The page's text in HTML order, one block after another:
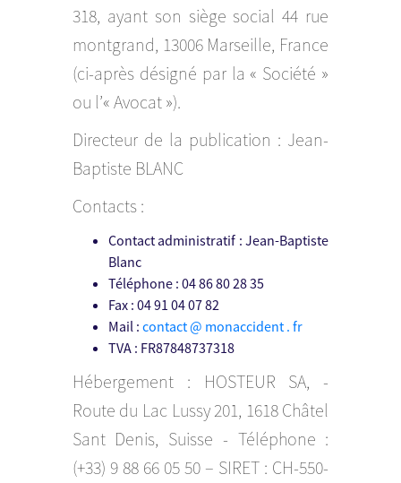
318, ayant son siège social 44 rue
montgrand, 13006 Marseille, France
(ci-après désigné par la « Société »
ou l’« Avocat »).
Directeur de la publication : Jean-
Baptiste BLANC
Contacts :
Contact administratif : Jean-Baptiste
Blanc
Téléphone : 04 86 80 28 35
Fax : 04 91 04 07 82
Mail : contact @ monaccident . fr
TVA : FR87848737318
Hébergement : HOSTEUR SA, -
Route du Lac Lussy 201, 1618 Châtel
Sant Denis, Suisse - Téléphone :
(+33) 9 88 66 05 50 – SIRET : CH-550-